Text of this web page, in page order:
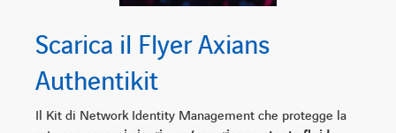
Scarica il Flyer Axians
Authentikit
Il Kit di Network Identity Management che protegge la